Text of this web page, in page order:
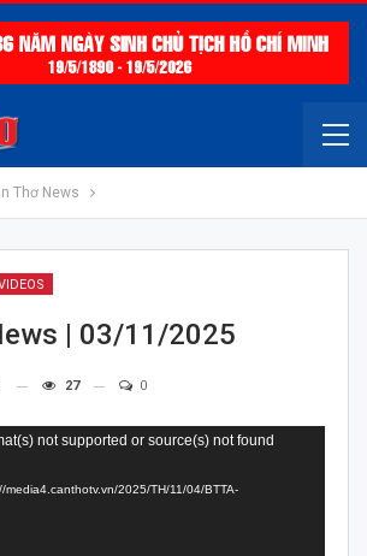
Thơ News
| 03/11/2025
27 0
not supported or source(s) not found
2025/TH/11/04/BTTA-